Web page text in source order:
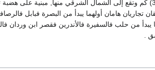
تجاريان هامان أولهما يبدأ من البصرة فبابل
يبدأ من حلب فالسفيرة فالأندرين فقصر ابن وردان
.